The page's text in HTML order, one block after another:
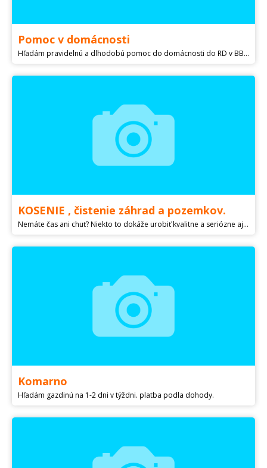
Pomoc v domácnosti
Hľadám pravidelnú a dlhodobú pomoc do domácnosti do RD v BB na 5 dní v týždni cca 4 hod denne
KOSENIE , čistenie záhrad a pozemkov.
Nemáte čas ani chuť? Niekto to dokáže urobiť kvalitne a seriózne aj za vás.HĽÁDAM brigádu : KOSENIE, čistenie záhrad,pozemkov,skladanie nábytku, MAĽOVANIE, Natieranie a iné podľa dohody.V okolí BA,PK,GA,SC..ČÍSLO :
Komarno
Hľadám gazdinú na 1-2 dni v týždni. platba podla dohody.